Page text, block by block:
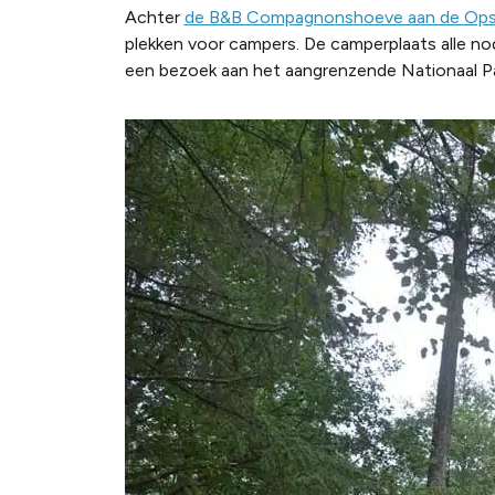
Achter de B&B Compagnonshoeve aan de
plekken voor campers. De camperplaats alle
een bezoek aan het aangrenzende Nationaal